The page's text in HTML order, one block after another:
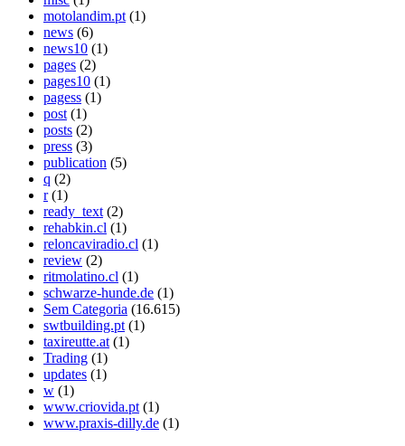
motolandim.pt (1)
news (6)
news10 (1)
pages (2)
pages10 (1)
pagess (1)
post (1)
posts (2)
press (3)
publication (5)
q (2)
r(1)
ready_text (2)
rehabkin.cl (1)
reloncaviradio.cl (1)
review (2)
ritmolatino.cl (1)
schwarze-hunde.de (1)
Sem Categoria (16.615)
swtbuilding.pt (1)
taxireutte.at (1)
Trading (1)
updates (1)
w (1)
www.criovida.pt (1)
www.praxis-dilly.de (1)